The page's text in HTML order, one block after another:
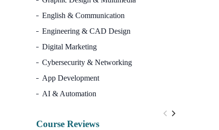
English & Communication
Engineering & CAD Design
Digital Marketing
Cybersecurity & Networking
App Development
AI & Automation
Course Reviews